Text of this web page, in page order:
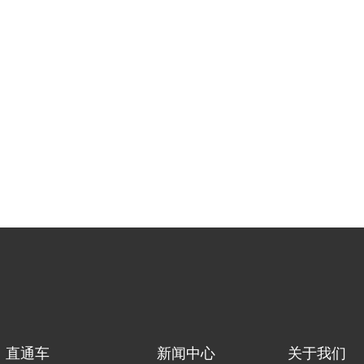
直通车 新闻中心 关于我们